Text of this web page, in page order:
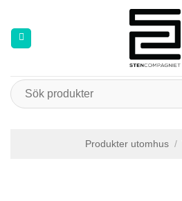
content
Sök
efter:
Produkter utomhus /